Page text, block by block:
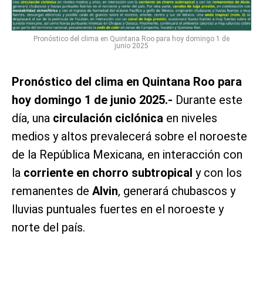
Pronóstico del clima en Quintana Roo para hoy domingo 1 de
junio 2025
Pronóstico del clima en Quintana Roo para
hoy domingo 1 de junio 2025.- Durante este
día, una circulación ciclónica en niveles
medios y altos prevalecerá sobre el noroeste
de la República Mexicana, en interacción con
la corriente en chorro subtropical y con los
remanentes de Alvin, generará chubascos y
lluvias puntuales fuertes en el noroeste y
norte del país.